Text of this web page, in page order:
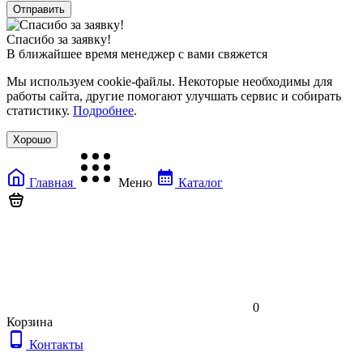
Спасибо за заявку!
В ближайшее время менеджер с вами свяжется
Мы используем cookie-файлы. Некоторые необходимы для
работы сайта, другие помогают улучшать сервис и собирать
статистику. Подробнее.
Хорошо
Главная Меню Каталог
0
Корзина
Контакты